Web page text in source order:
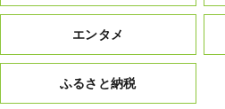
エンタメ
ふるさと納税